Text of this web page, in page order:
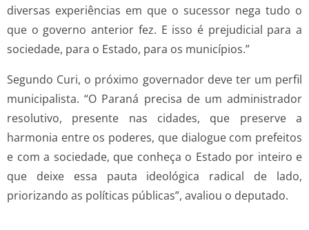
diversas experiências em que o sucessor nega tudo o
que o governo anterior fez. E isso é prejudicial para a
sociedade, para o Estado, para os municípios.”
Segundo Curi, o próximo governador deve ter um perfil
municipalista. “O Paraná precisa de um administrador
resolutivo, presente nas cidades, que preserve a
harmonia entre os poderes, que dialogue com prefeitos
e com a sociedade, que conheça o Estado por inteiro e
que deixe essa pauta ideológica radical de lado,
priorizando as políticas públicas”, avaliou o deputado.